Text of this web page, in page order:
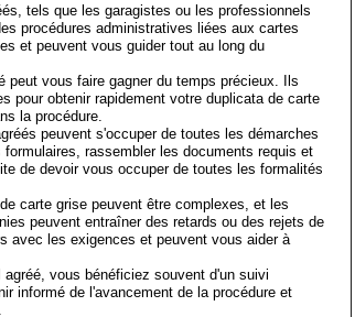
tels que les garagistes ou les professionnels
procédures administratives liées aux cartes
et peuvent vous guider tout au long du
peut vous faire gagner du temps précieux. Ils
pour obtenir rapidement votre duplicata de carte
la procédure.
peuvent s'occuper de toutes les démarches
rassembler les documents requis et
de devoir vous occuper de toutes les formalités
carte grise peuvent être complexes, et les
peuvent entraîner des retards ou des rejets de
avec les exigences et peuvent vous aider à
vous bénéficiez souvent d'un suivi
informé de l'avancement de la procédure et